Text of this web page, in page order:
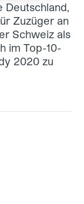
Deutschland,
Zuzüger an
Schweiz als
im Top-10-
2020 zu